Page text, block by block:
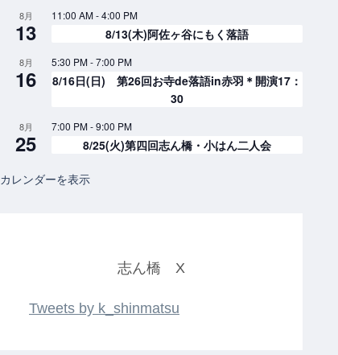
8月
13
11:00 AM-4:00 PM
8/13(木)阿佐ヶ谷にもく落語
8月
16
5:30 PM-7:00 PM
8/16日(日) 第26回お寺de落語in赤羽＊開演17：
30
8月
25
7:00 PM-9:00 PM
8/25(火)第四回志ん橋・小はん二人会
カレンダーを表示
志ん橋 X
Tweets by k_shinmatsu